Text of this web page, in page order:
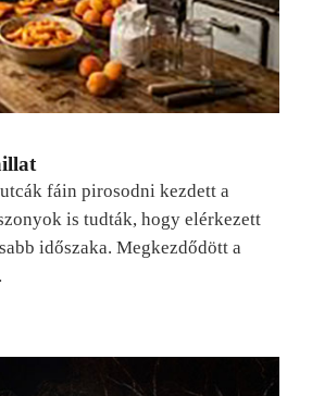
fáin pirosodni kezdett a
is tudták, hogy elérkezett
időszaka. Megkezdődött a